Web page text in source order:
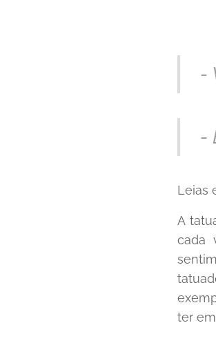
-
-
Leias
A
cada
ter